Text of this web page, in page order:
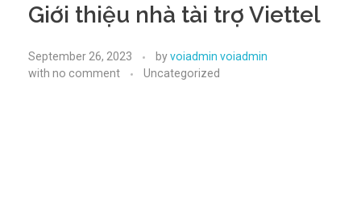
Giới thiệu nhà tài trợ Viettel
September 26, 2023 byvoiadmin voiadmin
with no comment Uncategorized